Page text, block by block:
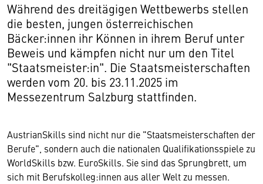
Während des dreitägigen Wettbewerbs stellen
die besten, jungen österreichischen
Bäcker:innen ihr Können in ihrem Beruf unter
Beweis und kämpfen nicht nur um den Titel
"Staatsmeister:in". Die Staatsmeisterschaften
werden vom 20. bis 23.11.2025 im
Messezentrum Salzburg stattfinden.
AustrianSkills sind nicht nur die "Staatsmeisterschaften der
Berufe", sondern auch die nationalen Qualifikationsspiele zu
WorldSkills bzw. EuroSkills. Sie sind das Sprungbrett, um
sich mit Berufskolleg:innen aus aller Welt zu messen.